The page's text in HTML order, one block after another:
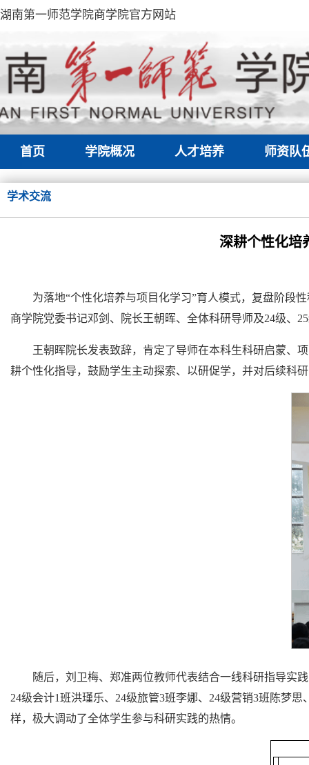
湖南第一师范学院商学院官方网站
首页 学院概况 人才培养 师资队
学术交流
深耕个性化培
为落地“个性化培养与项目化学习”育人模式，复盘阶段
商学院党委书记邓剑、院长王朝晖、全体科研导师及24级、
王朝晖院长发表致辞，肯定了导师在本科生科研启蒙、
耕个性化指导，鼓励学生主动探索、以研促学，并对后续科
随后，刘卫梅、郑准两位教师代表结合一线科研指导实
24级会计1班洪瑾乐、24级旅管3班李娜、24级营销3班陈梦
样，极大调动了全体学生参与科研实践的热情。